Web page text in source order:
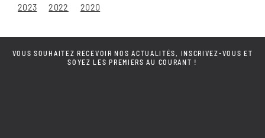
2023 2022 2020
VOUS SOUHAITEZ RECEVOIR NOS ACTUALITÉS, INSCRIVEZ-VOUS ET
SOYEZ LES PREMIERS AU COURANT !